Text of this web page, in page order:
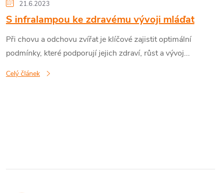
21.6.2023
S infralampou ke zdravému vývoji mláďat
Při chovu a odchovu zvířat je klíčové zajistit optimální
podmínky, které podporují jejich zdraví, růst a vývoj...
Celý článek
l